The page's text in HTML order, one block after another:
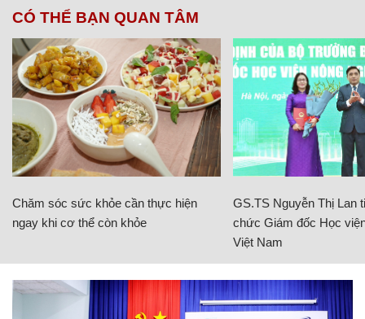
CÓ THỂ BẠN QUAN TÂM
Chăm sóc sức khỏe cần thực hiện
ngay khi cơ thể còn khỏe
GS.TS Nguyễn Thị Lan
chức Giám đốc Học
Việt Nam